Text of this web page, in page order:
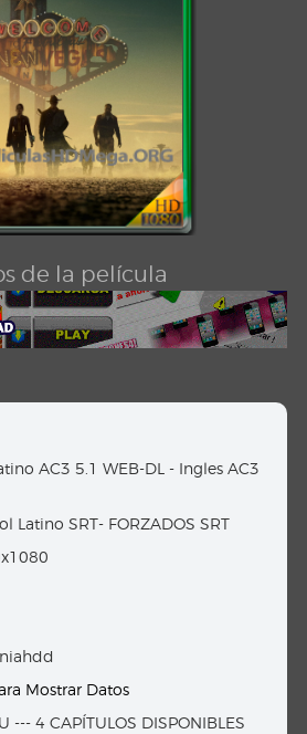
de la película
AC3 5.1 WEB-DL - Ingles AC3
Latino SRT- FORZADOS SRT
Mostrar Datos
--- 4 CAPÍTULOS DISPONIBLES